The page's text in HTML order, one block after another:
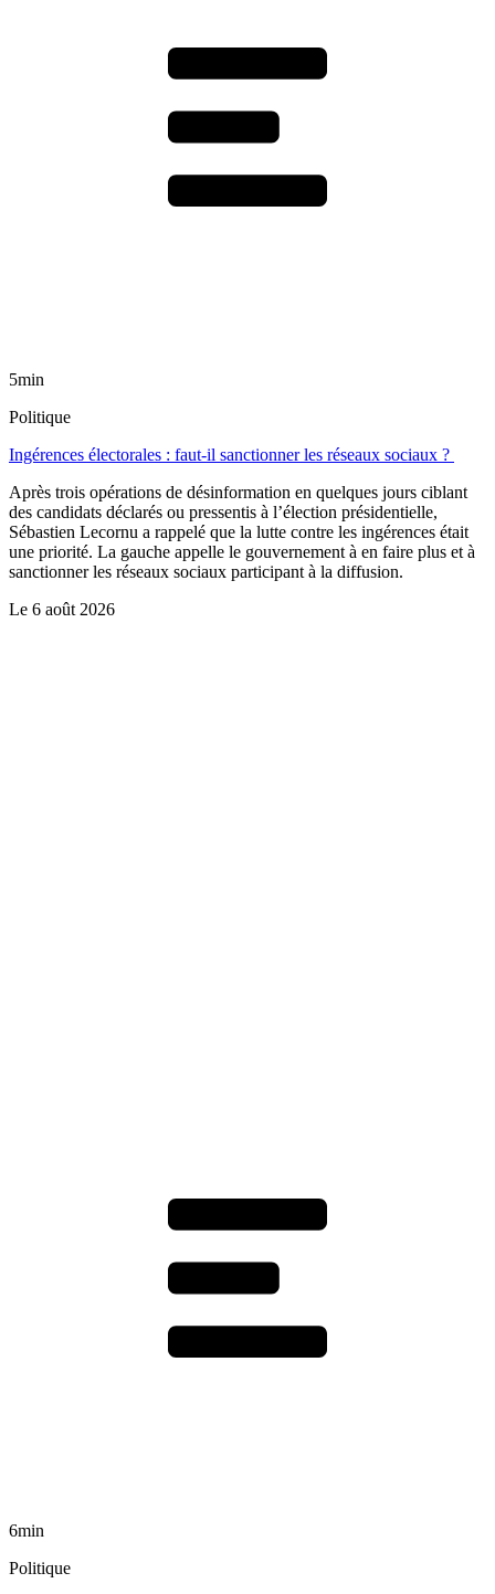
5min
Politique
Ingérences électorales : faut-il sanctionner les réseaux sociaux ?
Après trois opérations de désinformation en quelques jours ciblant
des candidats déclarés ou pressentis à l’élection présidentielle,
Sébastien Lecornu a rappelé que la lutte contre les ingérences était
une priorité. La gauche appelle le gouvernement à en faire plus et à
sanctionner les réseaux sociaux participant à la diffusion.
Le 6 août 2026
6min
Politique